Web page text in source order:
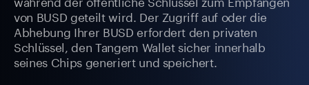
von BUSD geteilt wird. Der Zugriff auf oder die
Abhebung Ihrer BUSD erfordert den privaten
Schlüssel, den Tangem Wallet sicher innerhalb
seines Chips generiert und speichert.